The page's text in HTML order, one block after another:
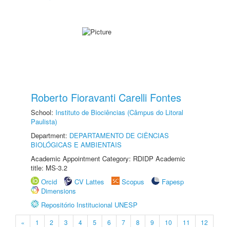
Roberto Fioravanti Carelli Fontes
School: Instituto de Biociências (Câmpus do Litoral
Paulista)
Department: DEPARTAMENTO DE CIÊNCIAS
BIOLÓGICAS E AMBIENTAIS
Academic Appointment Category: RDIDP Academic
title: MS-3.2
Orcid
CV Lattes Scopus
Fapesp
Dimensions
Repositório Institucional UNESP
« 1 2 3 4 5 6 7 8 9 10 11
12